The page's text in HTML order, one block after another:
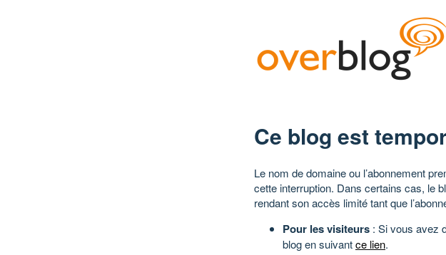
Ce blog est
Le nom de domaine ou l’abonnement
cette interruption. Dans certains cas, le
rendant son accès limité tant que
Pour les visiteurs : Si vous avez
blog en suivantce lien.